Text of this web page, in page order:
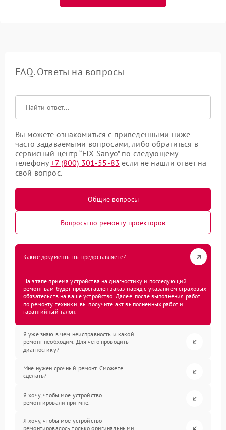
FAQ. Ответы на вопросы
Вы можете ознакомиться с приведенными ниже
часто задаваемыми вопросами, либо обратиться в
сервисный центр “FIX-Sanyo” по следующему
телефону+7 (800) 301-55-83 если не нашли ответ на
свой вопрос.
Общие вопросы
Вопросы по ремонту проекторов
Какие документы вы предоставляете?
На этапе приема устройства на диагностику и последующий
ремонт вам будет предоставлен заказ-наряд с указанием страховых
обязательств на ваше устройство. Далее, после выполнения работ
по ремонту техники, вы получите акт выполненных работ и
гарантийный талон.
Я уже знаю в чем неисправность и какой
ремонт необходим. Для чего проводить
диагностику?
Мне нужен срочный ремонт. Сможете
сделать?
Я хочу, чтобы мое устройство
ремонтировали при мне.
Я хочу, чтобы мое устройство
ремонтировалось только оригинальными